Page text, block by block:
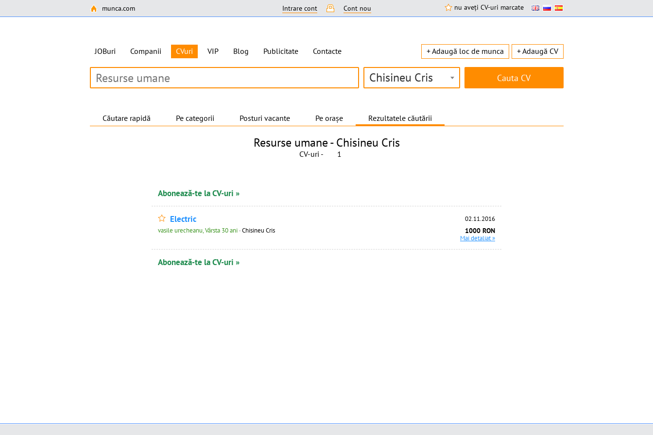
munca.com nu aveți CV-uri marcate
Intrare cont Cont nou
JOBuri Companii CVuri VIP Blog Publicitate Contacte + Adaugă loc de munca + Adaugă CV
Chisineu Cris
Căutare rapidă Pe categorii Posturi vacante Pe orașe Rezultatele căutării
Resurse umane -Chisineu Cris
CV-uri - 1
Abonează-te la CV-uri »
Electric 02.11.2016
vasile urecheanu, Vârsta 30 ani · Chisineu Cris 1000 RON
Mai detaliat »
Abonează-te la CV-uri »